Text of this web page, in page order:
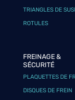
TRIANGLES DE
ROTULES
FREINAGE &
SÉCURITÉ
PLAQUETTES DE
DISQUES DE FREIN